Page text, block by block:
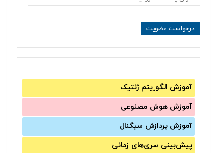
آموزش الگوریتم ژنتیک
آموزش‌ هوش مصنوعی
آموزش‌ پردازش سیگنال
پیش‌‌بینی سری‌‌های زمانی